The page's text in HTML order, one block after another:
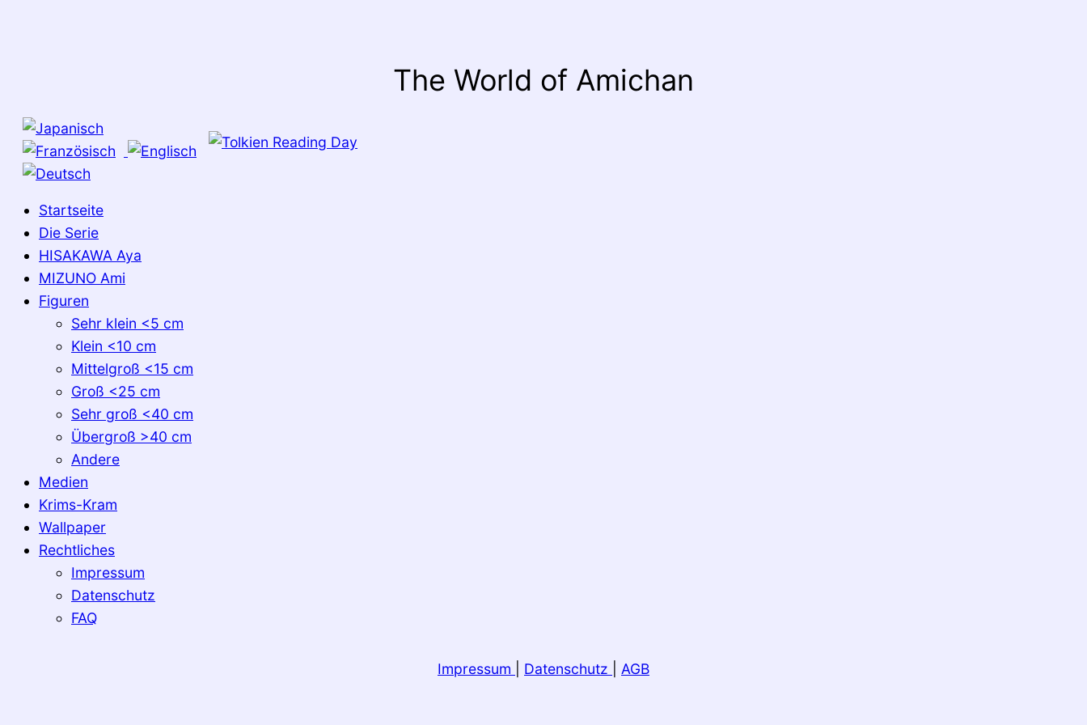
The World of Amichan
Startseite
Die Serie
HISAKAWA Aya
MIZUNO Ami
Figuren
Sehr klein <5 cm
Klein <10 cm
Mittelgroß <15 cm
Groß <25 cm
Sehr groß <40 cm
Übergroß >40 cm
Andere
Medien
Krims-Kram
Wallpaper
Rechtliches
Impressum
Datenschutz
FAQ
Impressum Datenschutz AGB